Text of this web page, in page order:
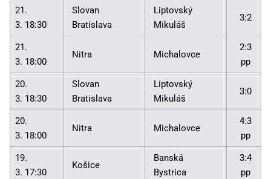
21.
3. 18:30
Slovan
Bratislava
Liptovský
Mikuláš
3:2
21.
3. 18:00
Nitra Michalovce
2:3
pp
20.
3. 18:30
Slovan
Bratislava
Liptovský
Mikuláš
3:0
20.
3. 18:00
Nitra Michalovce
4:3
pp
19.
3. 17:30
Košice
Banská
Bystrica
3:4
pp